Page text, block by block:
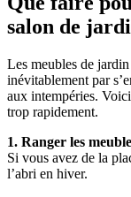
salon de
Les meubles de
inévitablement par
aux intempéries.
trop rapidement.
1. Ranger les
Si vous avez de la
l’abri en hiver.